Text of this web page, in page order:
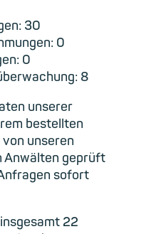
30
0
0
8
unserer
bestellten
unseren
Anwälten geprüft
sofort
22